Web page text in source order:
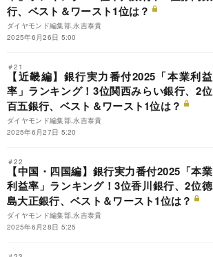
行、ベスト＆ワースト1位は？
ダイヤモンド編集部,永吉泰貴
2025年6月26日 5:00
＃21
【近畿編】銀行実力番付2025「本業利益
率」ランキング！3位関西みらい銀行、2位
百五銀行、ベスト＆ワースト1位は？
ダイヤモンド編集部,永吉泰貴
2025年6月27日 5:20
＃22
【中国・四国編】銀行実力番付2025「本業
利益率」ランキング！3位香川銀行、2位徳
島大正銀行、ベスト＆ワースト1位は？
ダイヤモンド編集部,永吉泰貴
2025年6月28日 5:25